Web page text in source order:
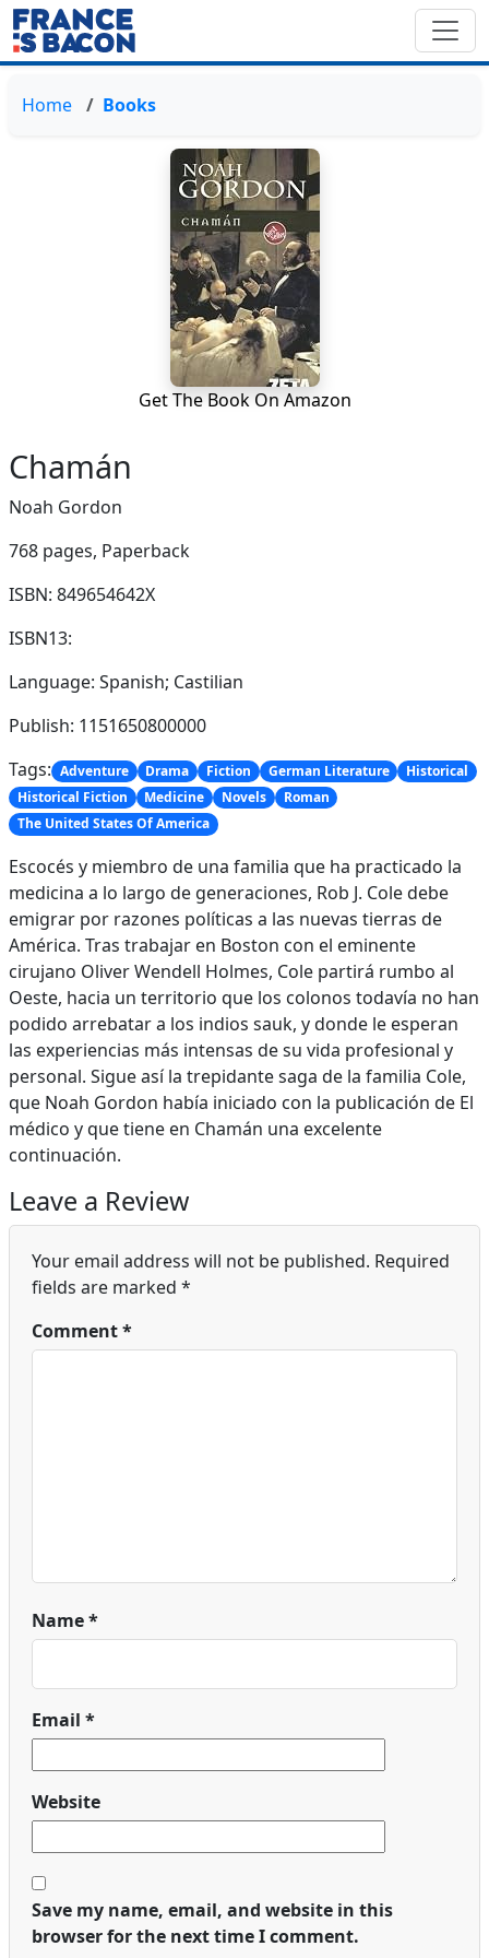
Home Books
Get The Book On Amazon
Chamán
Noah Gordon
768 pages, Paperback
ISBN: 849654642X
ISBN13:
Language: Spanish; Castilian
Publish: 1151650800000
Tags: Adventure Drama Fiction German Literature
Historical
Historical Fiction
Medicine Novels
Roman
The United States Of America
Escocés y miembro de una familia que ha practicado la
medicina a lo largo de generaciones, Rob J. Cole debe
emigrar por razones políticas a las nuevas tierras de
América. Tras trabajar en Boston con el eminente
cirujano Oliver Wendell Holmes, Cole partirá rumbo al
Oeste, hacia un territorio que los colonos todavía no han
podido arrebatar a los indios sauk, y donde le esperan
las experiencias más intensas de su vida profesional y
personal. Sigue así la trepidante saga de la familia Cole,
que Noah Gordon había iniciado con la publicación de El
médico y que tiene en Chamán una excelente
continuación.
Leave a Review
Your email address will not be published. Required
fields are marked *
Comment*
Name*
Email *
Website
Save my name, email, and website in this
browser for the next time I comment.